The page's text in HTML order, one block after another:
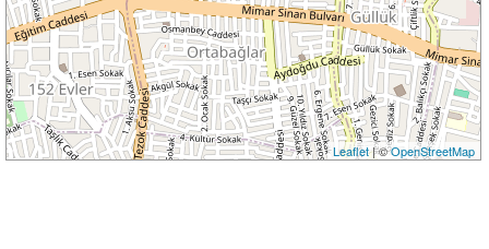
Leaflet| ©OpenStreetMap